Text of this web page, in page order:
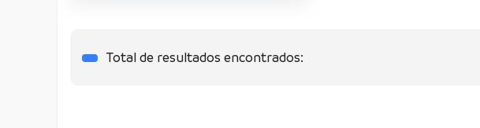
Total de resultados encontrados: